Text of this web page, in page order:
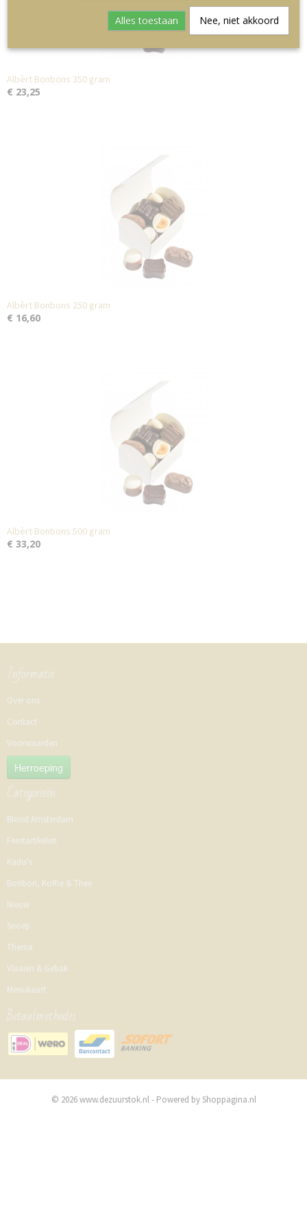
Albèrt Bonbons 350 gram
€ 23,25
Albèrt Bonbons 250 gram
€ 16,60
Albèrt Bonbons 500 gram
€ 33,20
Informatie
Over ons
Contact
Voorwaarden
Herroeping
Categorieën
Blond Amsterdam
Feestartikelen
Kado's
Bonbon, Koffie & Thee
Nieuw
Snoep
Thema
Vlaaien & Gebak
Menukaart
Betaalmethodes
© 2026 www.dezuurstok.nl - Powered by Shoppagina.nl
Alles toestaan Nee, niet akkoord